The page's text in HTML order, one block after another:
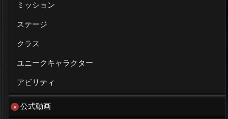
ミッション
ステージ
クラス
ユニークキャラクター
アビリティ
公式動画